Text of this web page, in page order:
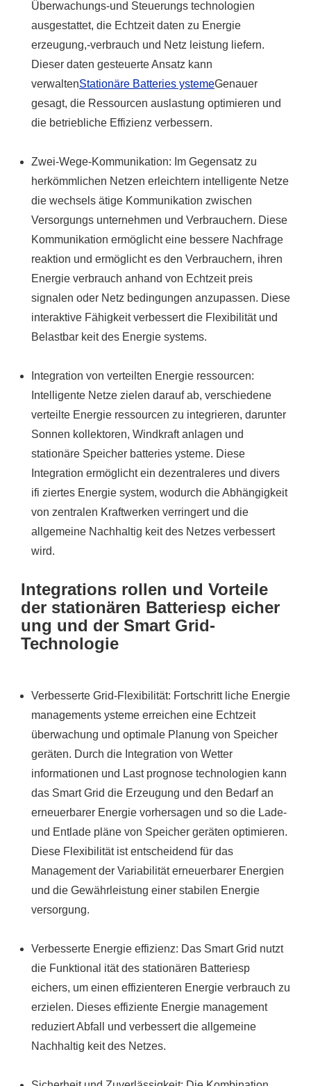
Überwachungs-und Steuerungs technologien
ausgestattet, die Echtzeit daten zu Energie
erzeugung,-verbrauch und Netz leistung liefern.
Dieser daten gesteuerte Ansatz kann
verwaltenStationäre Batteries ystemeGenauer
gesagt, die Ressourcen auslastung optimieren und
die betriebliche Effizienz verbessern.
Zwei-Wege-Kommunikation: Im Gegensatz zu
herkömmlichen Netzen erleichtern intelligente Netze
die wechsels ätige Kommunikation zwischen
Versorgungs unternehmen und Verbrauchern. Diese
Kommunikation ermöglicht eine bessere Nachfrage
reaktion und ermöglicht es den Verbrauchern, ihren
Energie verbrauch anhand von Echtzeit preis
signalen oder Netz bedingungen anzupassen. Diese
interaktive Fähigkeit verbessert die Flexibilität und
Belastbar keit des Energie systems.
Integration von verteilten Energie ressourcen:
Intelligente Netze zielen darauf ab, verschiedene
verteilte Energie ressourcen zu integrieren, darunter
Sonnen kollektoren, Windkraft anlagen und
stationäre Speicher batteries ysteme. Diese
Integration ermöglicht ein dezentraleres und divers
ifi ziertes Energie system, wodurch die Abhängigkeit
von zentralen Kraftwerken verringert und die
allgemeine Nachhaltig keit des Netzes verbessert
wird.
Integrations rollen und Vorteile
der stationären Batteriesp eicher
ung und der Smart Grid-
Technologie
Verbesserte Grid-Flexibilität: Fortschritt liche Energie
managements ysteme erreichen eine Echtzeit
überwachung und optimale Planung von Speicher
geräten. Durch die Integration von Wetter
informationen und Last prognose technologien kann
das Smart Grid die Erzeugung und den Bedarf an
erneuerbarer Energie vorhersagen und so die Lade-
und Entlade pläne von Speicher geräten optimieren.
Diese Flexibilität ist entscheidend für das
Management der Variabilität erneuerbarer Energien
und die Gewährleistung einer stabilen Energie
versorgung.
Verbesserte Energie effizienz: Das Smart Grid nutzt
die Funktional ität des stationären Batteriesp
eichers, um einen effizienteren Energie verbrauch zu
erzielen. Dieses effiziente Energie management
reduziert Abfall und verbessert die allgemeine
Nachhaltig keit des Netzes.